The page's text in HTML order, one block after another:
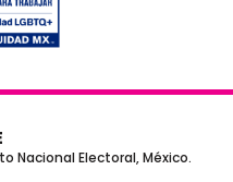
Nacional Electoral, México.